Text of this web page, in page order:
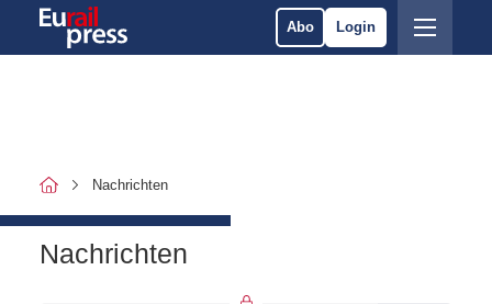
Abo Login
Nachrichten
Nachrichten